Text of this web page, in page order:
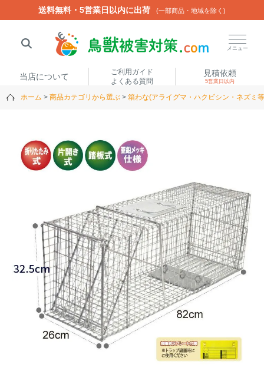
送料無料・5営業日以内に出荷 (一部商品・地域を除く)
メニュー
当店について
ご利用ガイド
よくある質問
見積依頼
5営業日以内
ホーム 商品カテゴリから選ぶ 箱わな(アライグマ・ハクビシン・ネズミ
送料無料・5営業日以内に出荷 (一部商品・地域を除く)
閉じる
いのししくんTREL4G-Rアニマルネット2300
アニマルセンサー
商品カテゴリから選ぶ
電気柵
トレイルカメラ（セン
サーカメラ）
屋外防犯・監視カメ
（SDカード録画）
（捕獲通
箱わな（アライグマ・ハ
クビシン・ネズミ等）
防獣・防鳥ネット
くくり罠（イノシシ・
苗木食害防止材